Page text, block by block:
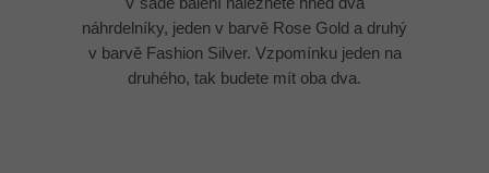
náhrdelníky, jeden v barvě Rose Gold a druhý
v barvě Fashion Silver. Vzpomínku jeden na
druhého, tak budete mít oba dva.